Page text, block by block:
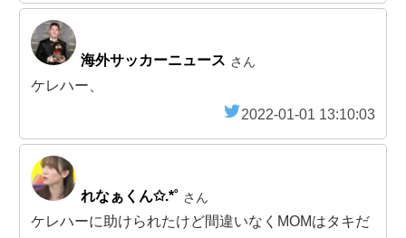
海外サッカーニュース さん
ケレハー、
2022-01-01 13:10:03
れなぁくん✩.*˚ さん
ケレハーに助けられたけど間違いなくMOMはタキだ